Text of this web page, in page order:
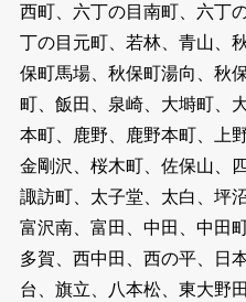
西町、六丁の目南町、六丁
丁の目元町、若林、青山、
保町馬場、秋保町湯向、秋
町、飯田、泉崎、大塒町、
本町、鹿野、鹿野本町、上
金剛沢、桜木町、佐保山、
諏訪町、太子堂、太白、坪
富沢南、富田、中田、中田
多賀、西中田、西の平、日
台、旗立、八本松、東大野